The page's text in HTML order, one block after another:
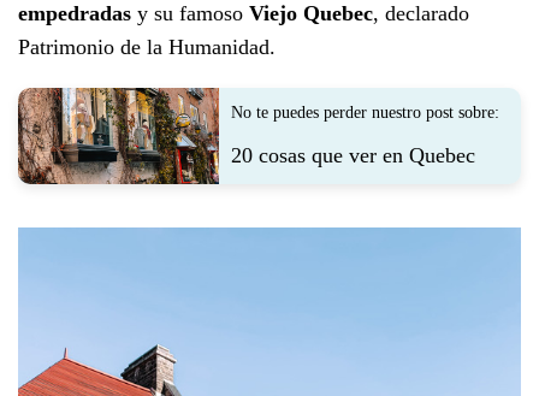
empedradas y su famoso Viejo Quebec, declarado
Patrimonio de la Humanidad.
No te puedes perder nuestro post sobre:
20 cosas que ver en Quebec